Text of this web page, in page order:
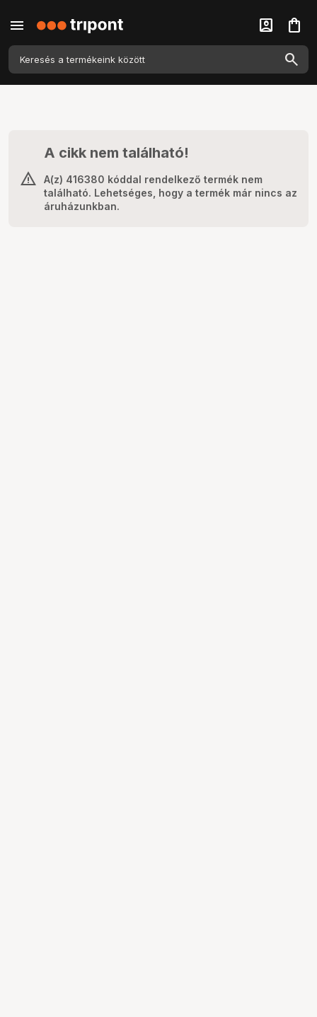
menu account_box shopping_bag
A cikk nem található!
A(z) 416380 kóddal rendelkező termék nem
található. Lehetséges, hogy a termék már nincs az
áruházunkban.